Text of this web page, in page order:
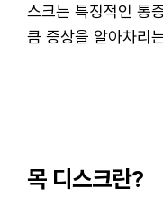
스크는 특징적인 통
큼 증상을 알아차리
목 디스크란?